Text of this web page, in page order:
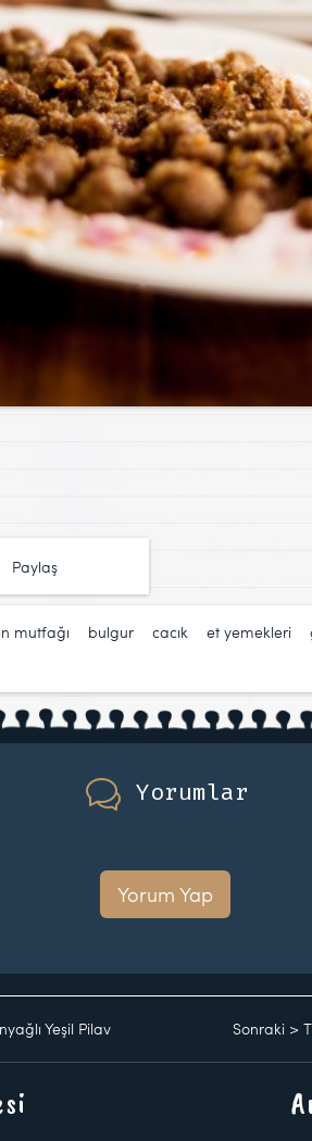
Paylaş
mutfağı bulgur cacık et yemekleri
Yorumlar
Yorum Yap
Yeşil Pilav Sonraki >